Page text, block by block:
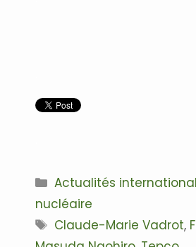
Catégories
Actualités
nucléaire
Étiquettes
Claude-Marie Vadrot,